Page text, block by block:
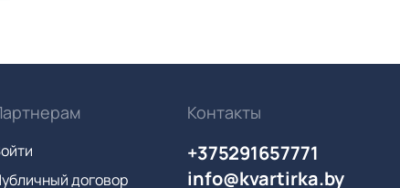
договор
Контакты
+375291657771
info@kvartirka.by